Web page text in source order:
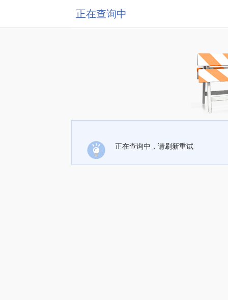
正在查询中
正在查询中，请刷新重试